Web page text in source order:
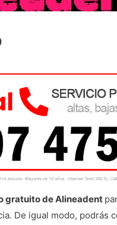
gratuito de Alineadent
De igual modo, podrás